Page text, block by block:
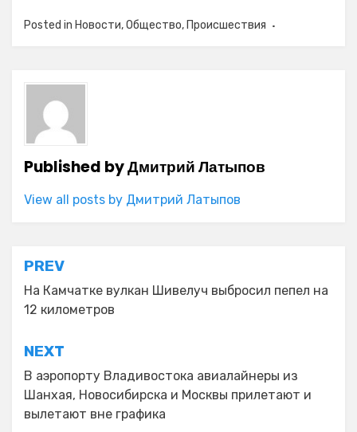
Posted in Новости,Общество, Происшествия
Published byДмитрий Латыпов
View all posts by Дмитрий Латыпов
Навигация
по
записям
PREV
На Камчатке вулкан Шивелуч выбросил пепел на
12 километров
NEXT
В аэропорту Владивостока авиалайнеры из
Шанхая, Новосибирска и Москвы прилетают и
вылетают вне графика